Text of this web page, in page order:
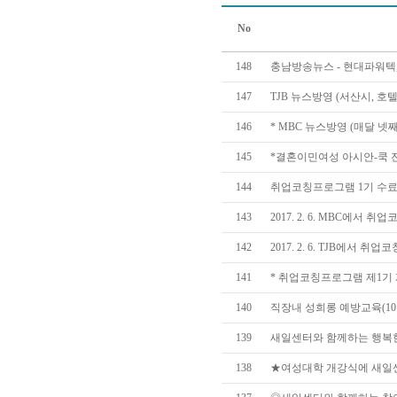
No
148 충남방송뉴스 - 현대파워
147 TJB 뉴스방영 (서산시, 호
146 * MBC 뉴스방영 (매달 넷
145 *결혼이민여성 아시안-쿡
144 취업코칭프로그램 1기 수
143 2017. 2. 6. MBC에서 취업
142 2017. 2. 6. TJB에서 취업
141 * 취업코칭프로그램 제1기
140 직장내 성희롱 예방교육
139 새일센터와 함께하는 행복
138 ★여성대학 개강식에 새일